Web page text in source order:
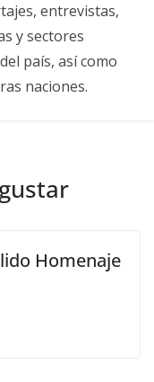
entrevistas,
y sectores
país, así como
naciones.
Homenaje